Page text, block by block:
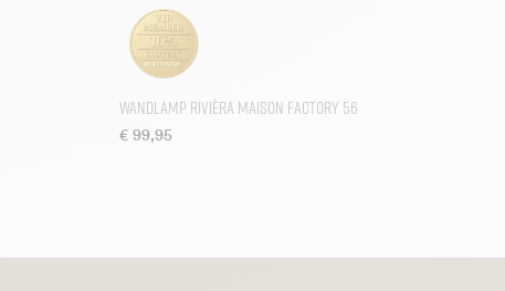
Wandlamp Rivièra Maison Factory 56
€ 99,95